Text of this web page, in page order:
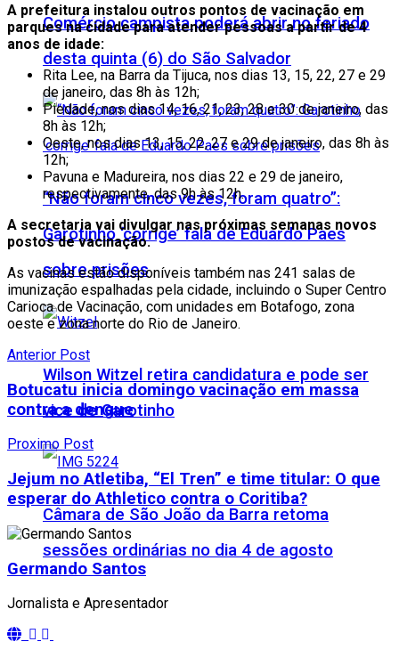
Comércio campista poderá abrir no feriado
desta quinta (6) do São Salvador
“Não foram cinco vezes, foram quatro”:
Garotinho ‘corrige’ fala de Eduardo Paes
sobre prisões
Wilson Witzel retira candidatura e pode ser
vice de Garotinho
Câmara de São João da Barra retoma
sessões ordinárias no dia 4 de agosto
A prefeitura instalou outros pontos de vacinação em
parques na cidade para atender pessoas a partir de 4
anos de idade:
Rita Lee, na Barra da Tijuca, nos dias 13, 15, 22, 27 e 29
de janeiro, das 8h às 12h;
Piedade, nos dias 14, 16, 21, 23, 28 e 30 de janeiro, das
8h às 12h;
Oeste, nos dias 13, 15, 22, 27 e 29 de janeiro, das 8h às
12h;
Pavuna e Madureira, nos dias 22 e 29 de janeiro,
respectivamente, das 9h às 12h.
A secretaria vai divulgar nas próximas semanas novos
postos de vacinação.
As vacinas estão disponíveis também nas 241 salas de
imunização espalhadas pela cidade, incluindo o Super Centro
Carioca de Vacinação, com unidades em Botafogo, zona
oeste e zona norte do Rio de Janeiro.
Anterior Post
Botucatu inicia domingo vacinação em massa
contra a dengue
Proximo Post
Jejum no Atletiba, “El Tren” e time titular: O que
esperar do Athletico contra o Coritiba?
Germando Santos
Jornalista e Apresentador